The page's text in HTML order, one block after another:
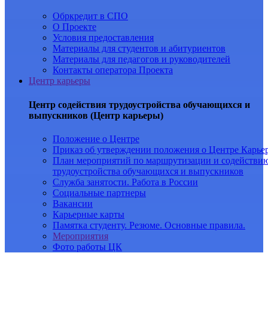
Обркредит в СПО
О Проекте
Условия предоставления
Материалы для студентов и абитуриентов
Материалы для педагогов и руководителей
Контакты оператора Проекта
Центр карьеры
Центр содействия трудоустройства обучающихся и
выпускников (Центр карьеры)
Положение о Центре
Приказ об утверждении положения о Центре
План мероприятий по маршрутизации и
трудоустройства обучающихся и выпускников
Служба занятости. Работа в России
Социальные партнеры
Вакансии
Карьерные карты
Памятка студенту. Резюме. Основные правила.
Мероприятия
Фото работы ЦК